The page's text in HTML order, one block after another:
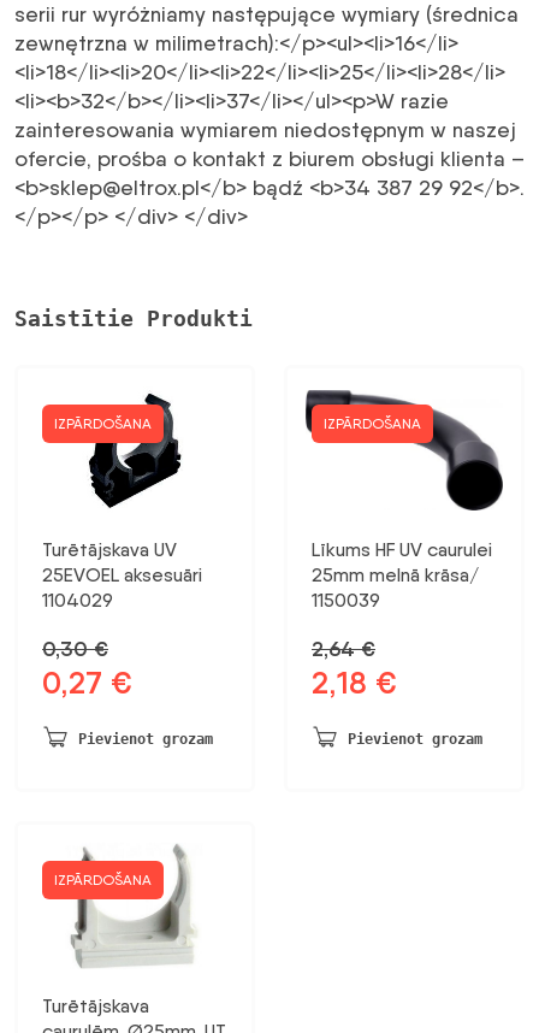
serii rur wyróżniamy następujące wymiary (średnica
zewnętrzna w milimetrach):</p><ul><li>16</li>
<li>18</li><li>20</li><li>22</li><li>25</li><li>28</li>
<li><b>32</b></li><li>37</li></ul><p>W razie
zainteresowania wymiarem niedostępnym w naszej
ofercie, prośba o kontakt z biurem obsługi klienta –
<b>sklep@eltrox.pl</b> bądź <b>34 387 29 92</b>.
</p></p> </div> </div>
Saistītie Produkti
IZPĀRDOŠANA
Turētājskava UV
25EVOEL aksesuāri
1104029
0,30€
Sākotnējā
bija:
0,27 €
ir:
Pievienot grozam
IZPĀRDOŠANA
Līkums HF UV caurulei
25mm melnā krāsa/
1150039
2,64€
Sākotnējā
bija:
2,18 €
ir:
Pievienot grozam
IZPĀRDOŠANA
Turētājskava